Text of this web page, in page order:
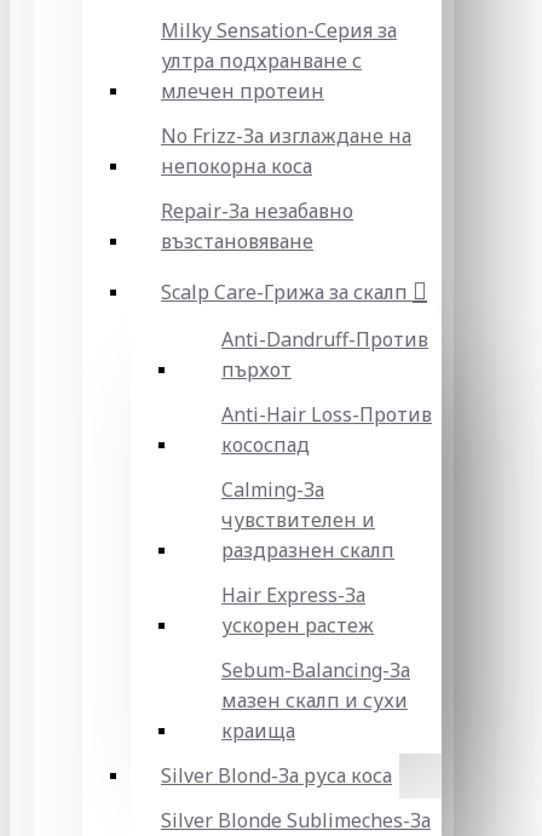
Milky Sensation-Серия за
ултра подхранване с
млечен протеин
No Frizz-За изглаждане на
непокорна коса
Repair-За незабавно
възстановяване
Scalp Care-Грижа за скалп
Anti-Dandruff-Против
пърхот
Anti-Hair Loss-Против
кососпад
Calming-За
чувствителен и
раздразнен скалп
Hair Express-За
ускорен растеж
Sebum-Balancing-За
мазен скалп и сухи
краища
Silver Blond-За руса коса
Silver Blonde Sublіmeches-За